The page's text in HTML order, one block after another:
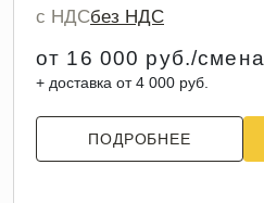
с НДСбез НДС
от 16 000 руб./смена
+ доставка от 4 000 руб.
ПОДРОБНЕЕ